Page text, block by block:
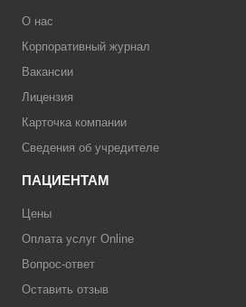
О нас
Корпоративный журнал
Вакансии
Лицензия
Карточка компании
Сведения об учредителе
ПАЦИЕНТАМ
Цены
Оплата услуг Online
Вопрос-ответ
Оставить отзыв